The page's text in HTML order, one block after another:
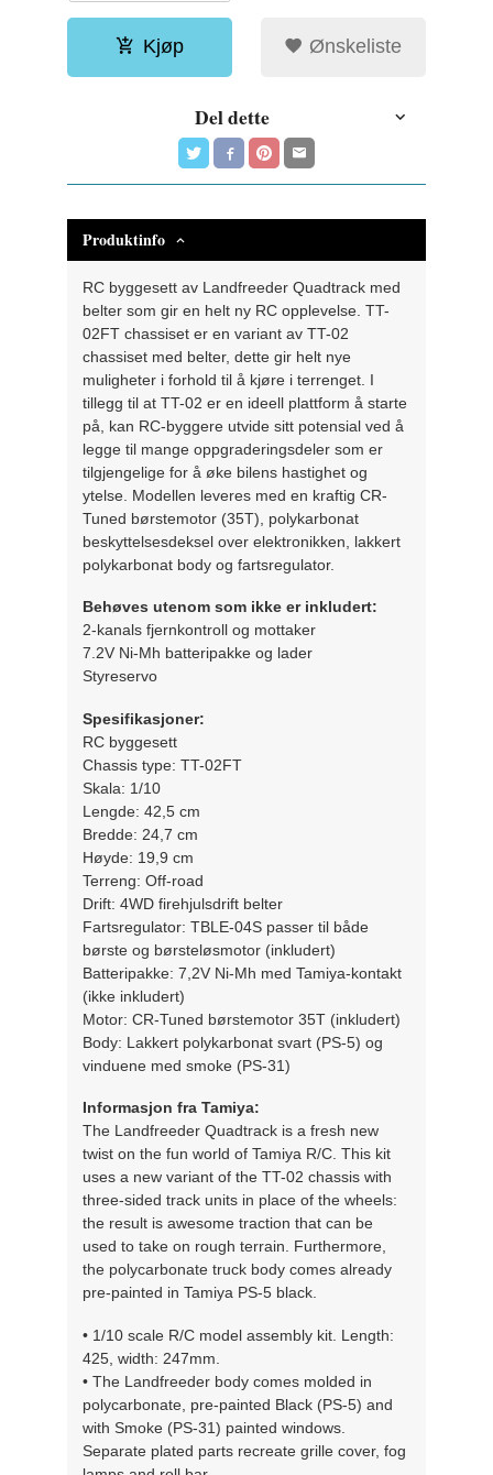
Kjøp Ønskeliste
Del dette
Produktinfo
RC byggesett av Landfreeder Quadtrack med
belter som gir en helt ny RC opplevelse. TT-
02FT chassiset er en variant av TT-02
chassiset med belter, dette gir helt nye
muligheter i forhold til å kjøre i terrenget. I
tillegg til at TT-02 er en ideell plattform å starte
på, kan RC-byggere utvide sitt potensial ved å
legge til mange oppgraderingsdeler som er
tilgjengelige for å øke bilens hastighet og
ytelse. Modellen leveres med en kraftig CR-
Tuned børstemotor (35T), polykarbonat
beskyttelsesdeksel over elektronikken, lakkert
polykarbonat body og fartsregulator.
Behøves utenom som ikke er inkludert:
2-kanals fjernkontroll og mottaker
7.2V Ni-Mh batteripakke og lader
Styreservo
Spesifikasjoner:
RC byggesett
Chassis type: TT-02FT
Skala: 1/10
Lengde: 42,5 cm
Bredde: 24,7 cm
Høyde: 19,9 cm
Terreng: Off-road
Drift: 4WD firehjulsdrift belter
Fartsregulator: TBLE-04S passer til både
børste og børsteløsmotor (inkludert)
Batteripakke: 7,2V Ni-Mh med Tamiya-kontakt
(ikke inkludert)
Motor: CR-Tuned børstemotor 35T (inkludert)
Body: Lakkert polykarbonat svart (PS-5) og
vinduene med smoke (PS-31)
Informasjon fra Tamiya:
The Landfreeder Quadtrack is a fresh new
twist on the fun world of Tamiya R/C. This kit
uses a new variant of the TT-02 chassis with
three-sided track units in place of the wheels:
the result is awesome traction that can be
used to take on rough terrain. Furthermore,
the polycarbonate truck body comes already
pre-painted in Tamiya PS-5 black.
• 1/10 scale R/C model assembly kit. Length:
425, width: 247mm.
• The Landfreeder body comes molded in
polycarbonate, pre-painted Black (PS-5) and
with Smoke (PS-31) painted windows.
Separate plated parts recreate grille cover, fog